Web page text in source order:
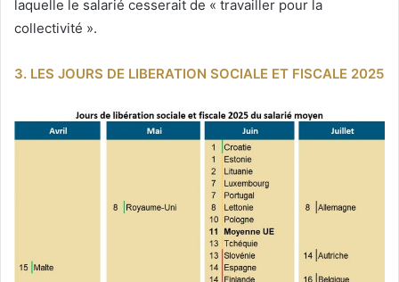
laquelle le salarié cesserait de « travailler pour la
collectivité ».
3. LES JOURS DE LIBERATION SOCIALE ET FISCALE 2025